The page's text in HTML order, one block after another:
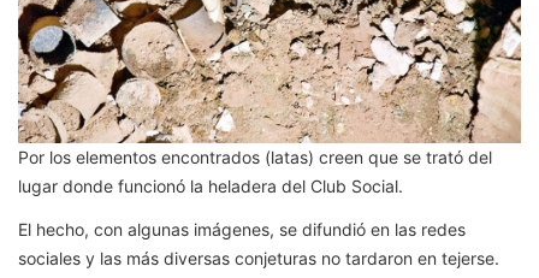
Por los elementos encontrados (latas) creen que se trató del
lugar donde funcionó la heladera del Club Social.
El hecho, con algunas imágenes, se difundió en las redes
sociales y las más diversas conjeturas no tardaron en tejerse.